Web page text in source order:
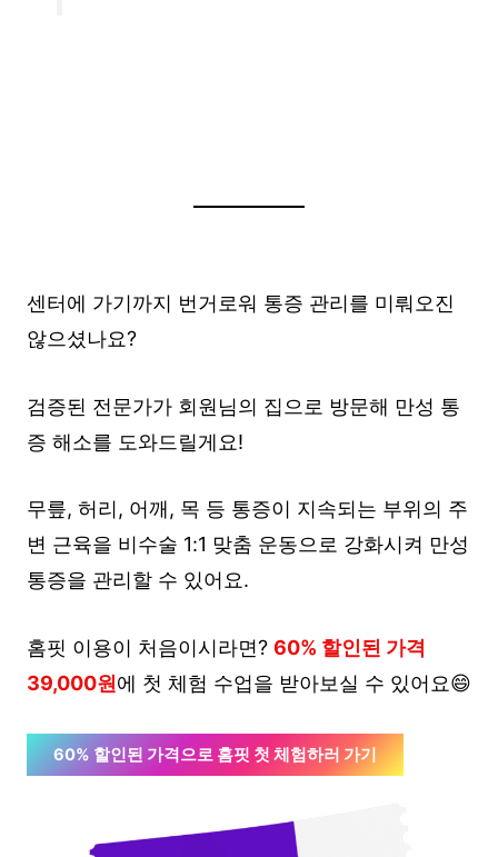
센터에 가기까지 번거로워 통증 관리를 미뤄오진
않으셨나요?
검증된 전문가가 회원님의 집으로 방문해 만성 통
증 해소를 도와드릴게요!
무릎, 허리, 어깨, 목 등 통증이 지속되는 부위의 주
변 근육을 비수술 1:1 맞춤 운동으로 강화시켜 만성
통증을 관리할 수 있어요.
홈핏 이용이 처음이시라면? 60% 할인된 가격
39,000원 에 첫 체험 수업을 받아보실 수 있어요😄
60% 할인된 가격으로 홈핏 첫 체험하러 가기